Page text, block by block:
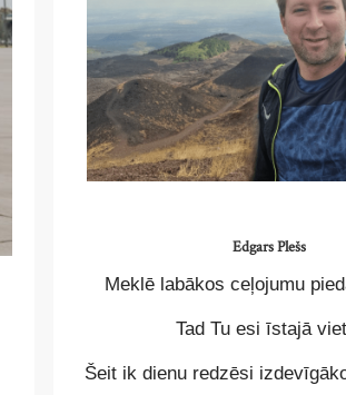
Edgars Plešs
Meklē labākos ceļojumu
Tad Tu esi īstajā
Šeit ik dienu redzēsi